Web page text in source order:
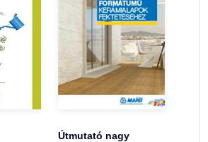
Útmutató nagy